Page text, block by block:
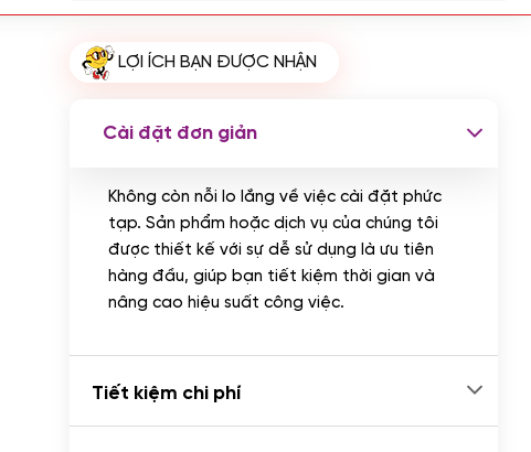
(+100.000 VND)
qua ngân hàng vietcombank,
LỢI ÍCH BẠN ĐƯỢC NHẬN
Cài đặt đơn giản
Không còn nỗi lo lắng về việc cài đặt phức
tạp. Sản phẩm hoặc dịch vụ của chúng tôi
được thiết kế với sự dễ sử dụng là ưu tiên
hàng đầu, giúp bạn tiết kiệm thời gian và
nâng cao hiệu suất công việc.
Tiết kiệm chi phí